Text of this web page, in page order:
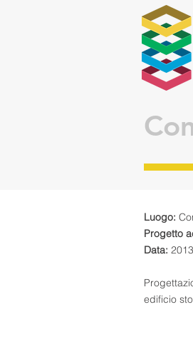
Luogo:
Progetto
Data: 2013
edificio